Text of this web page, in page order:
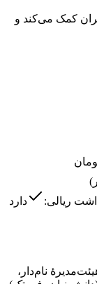
کمک می‌کند و
ریالی:
دارد
نام‌دار،